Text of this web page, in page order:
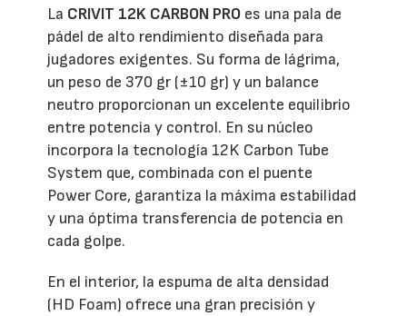
La CRIVIT 12K CARBON PRO es una pala de
pádel de alto rendimiento diseñada para
jugadores exigentes. Su forma de lágrima,
un peso de 370 gr (±10 gr) y un balance
neutro proporcionan un excelente equilibrio
entre potencia y control. En su núcleo
incorpora la tecnología 12K Carbon Tube
System que, combinada con el puente
Power Core, garantiza la máxima estabilidad
y una óptima transferencia de potencia en
cada golpe.
En el interior, la espuma de alta densidad
(HD Foam) ofrece una gran precisión y